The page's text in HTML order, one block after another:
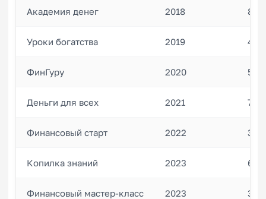
Академия денег 2018 85
Уроки богатства 2019 40
ФинГуру 2020 55
Деньги для всех 2021 70
Финансовый старт 2022 35
Копилка знаний 2023 60
Финансовый мастер-класс 2023 30